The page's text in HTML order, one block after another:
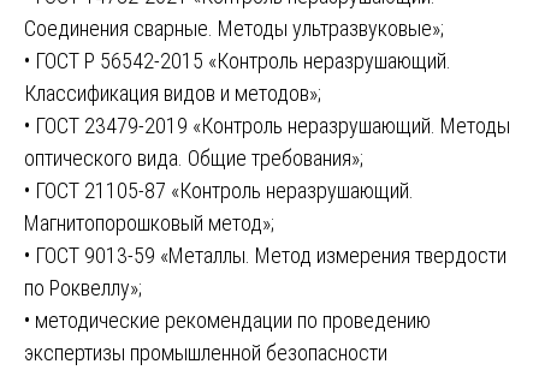
Соединения сварные. Методы ультразвуковые»;
• ГОСТ Р 56542-2015 «Контроль неразрушающий.
Классификация видов и методов»;
• ГОСТ 23479-2019 «Контроль неразрушающий. Методы
оптического вида. Общие требования»;
• ГОСТ 21105-87 «Контроль неразрушающий.
Магнитопорошковый метод»;
• ГОСТ 9013-59 «Металлы. Метод измерения твердости
по Роквеллу»;
• методические рекомендации по проведению
экспертизы промышленной безопасности